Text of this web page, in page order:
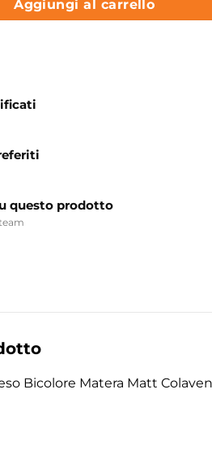
Aggiungi al carrello
questo prodotto
Bicolore Matera Matt